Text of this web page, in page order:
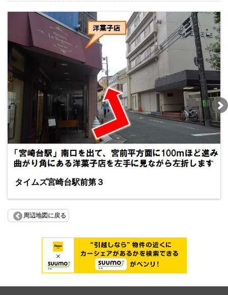
タイムズ宮崎台駅前第３
周辺地図に戻る